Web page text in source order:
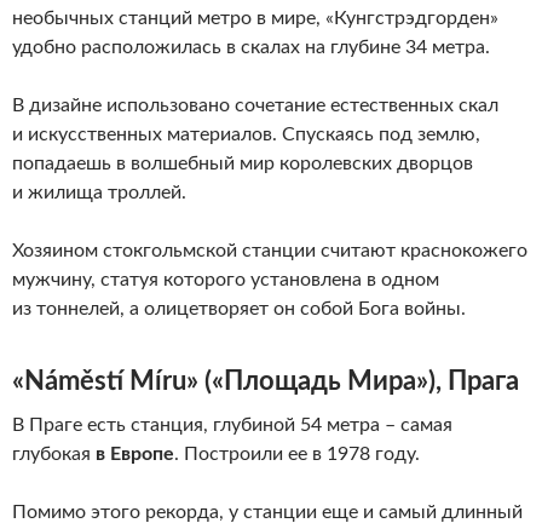
необычных станций метро в мире, «Кунгстрэдгорден»
удобно расположилась в скалах на глубине 34 метра.
В дизайне использовано сочетание естественных скал
и искусственных материалов. Спускаясь под землю,
попадаешь в волшебный мир королевских дворцов
и жилища троллей.
Хозяином стокгольмской станции считают краснокожего
мужчину, статуя которого установлена в одном
из тоннелей, а олицетворяет он собой Бога войны.
«Náměstí Míru» («Площадь Мира»), Прага
В Праге есть станция, глубиной 54 метра – самая
глубокая в Европе. Построили ее в 1978 году.
Помимо этого рекорда, у станции еще и самый длинный